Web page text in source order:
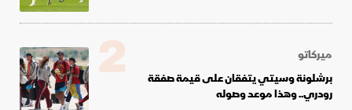
ميركاتو
برشلونة وسيتي يتفقان على قيمة صفقة
رودري.. وهذا موعد وصوله
2